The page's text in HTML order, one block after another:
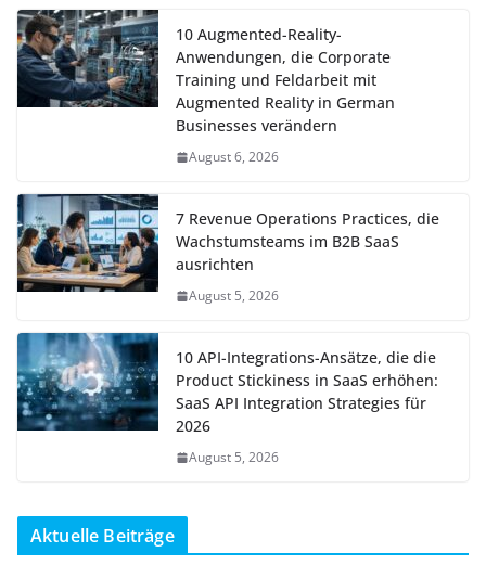
10 Augmented-Reality-
Anwendungen, die Corporate
Training und Feldarbeit mit
Augmented Reality in German
Businesses verändern
August 6, 2026
7 Revenue Operations Practices, die
Wachstumsteams im B2B SaaS
ausrichten
August 5, 2026
10 API-Integrations-Ansätze, die die
Product Stickiness in SaaS erhöhen:
SaaS API Integration Strategies für
2026
August 5, 2026
Aktuelle Beiträge